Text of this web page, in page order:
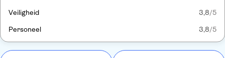
Veiligheid 3,8/5
Personeel 3,8/5